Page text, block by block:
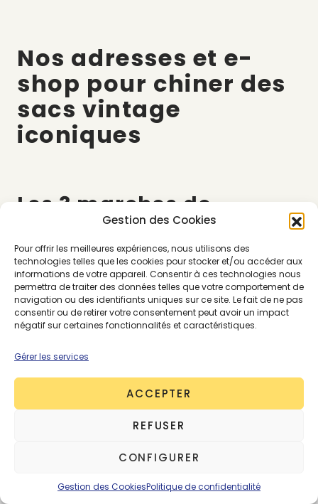
Gestion des Cookies
Pour offrir les meilleures expériences, nous utilisons des
technologies telles que les cookies pour stocker et/ou accéder aux
informations de votre appareil. Consentir à ces technologies nous
permettra de traiter des données telles que votre comportement de
navigation ou des identifiants uniques sur ce site. Le fait de ne pas
consentir ou de retirer votre consentement peut avoir un impact
négatif sur certaines fonctionnalités et caractéristiques.
Gérer les services
ACCEPTER
REFUSER
CONFIGURER
Gestion des CookiesPolitique de confidentialité
Nos adresses et e-
shop pour chiner des
sacs vintage
iconiques
Les 3 marches de
Catherine B